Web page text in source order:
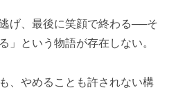
げ、最後に笑顔で終わる──そ
」という物語が存在しない。
、やめることも許されない構